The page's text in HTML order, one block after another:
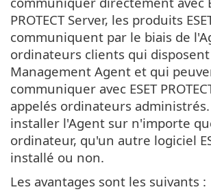
PROTECT Server, les produits
communiquent par le biais de
ordinateurs clients qui disposent
Management Agent et qui
communiquer avec ESET
appelés ordinateurs
installer l'Agent sur n'importe
ordinateur, qu'un autre logiciel
installé ou non.
Les avantages sont les suivants :